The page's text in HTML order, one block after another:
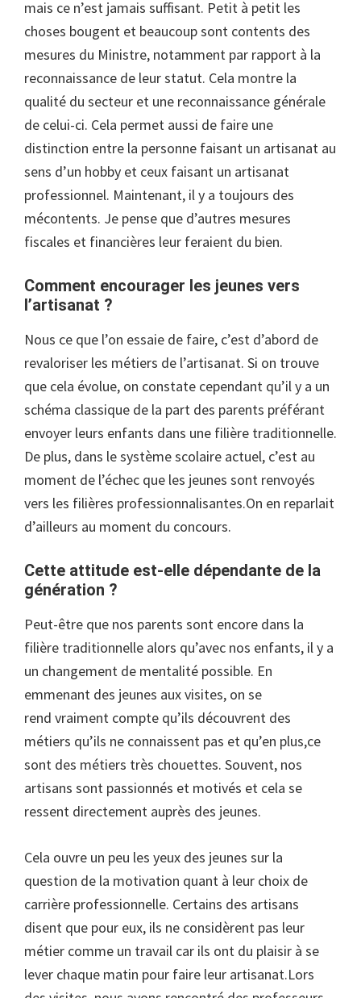
mais ce n’est jamais suffisant. Petit à petit les
choses bougent et beaucoup sont contents des
mesures du Ministre, notamment par rapport à la
reconnaissance de leur statut. Cela montre la
qualité du secteur et une reconnaissance générale
de celui-ci. Cela permet aussi de faire une
distinction entre la personne faisant un artisanat au
sens d’un hobby et ceux faisant un artisanat
professionnel. Maintenant, il y a toujours des
mécontents. Je pense que d’autres mesures
fiscales et financières leur feraient du bien.
Comment encourager les jeunes vers
l’artisanat ?
Nous ce que l’on essaie de faire, c’est d’abord de
revaloriser les métiers de l’artisanat. Si on trouve
que cela évolue, on constate cependant qu’il y a un
schéma classique de la part des parents préférant
envoyer leurs enfants dans une filière traditionnelle.
De plus, dans le système scolaire actuel, c’est au
moment de l’échec que les jeunes sont renvoyés
vers les filières professionnalisantes.On en reparlait
d’ailleurs au moment du concours.
Cette attitude est-elle dépendante de la
génération ?
Peut-être que nos parents sont encore dans la
filière traditionnelle alors qu’avec nos enfants, il y a
un changement de mentalité possible. En
emmenant des jeunes aux visites, on se
rend vraiment compte qu’ils découvrent des
métiers qu’ils ne connaissent pas et qu’en plus,ce
sont des métiers très chouettes. Souvent, nos
artisans sont passionnés et motivés et cela se
ressent directement auprès des jeunes.
Cela ouvre un peu les yeux des jeunes sur la
question de la motivation quant à leur choix de
carrière professionnelle. Certains des artisans
disent que pour eux, ils ne considèrent pas leur
métier comme un travail car ils ont du plaisir à se
lever chaque matin pour faire leur artisanat.Lors